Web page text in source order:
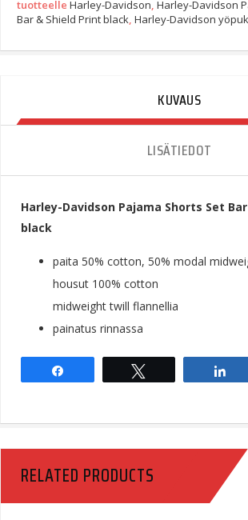
Bar
Shield
tuotteelle Harley-Davidson, Harley-Davidson
Bar & Shield Print black, Harley-Davidson
KUVAUS
LISÄTIEDOT
Harley-Davidson Pajama Shorts Set
black
paita 50% cotton, 50% modal
housut 100% cotton
midweight twill flannellia
painatus rinnassa
RELATED PRODUCTS